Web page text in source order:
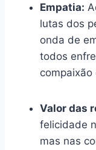
Empatia:
lutas dos
onda de
todos
compaixão
Valor das
felicidade
mas nas